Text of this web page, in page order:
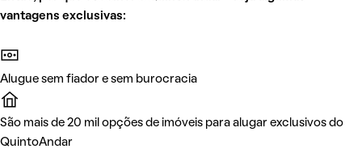
vantagens exclusivas:
Alugue sem fiador e sem burocracia
São mais de 20 mil opções de imóveis para alugar exclusivos do
QuintoAndar